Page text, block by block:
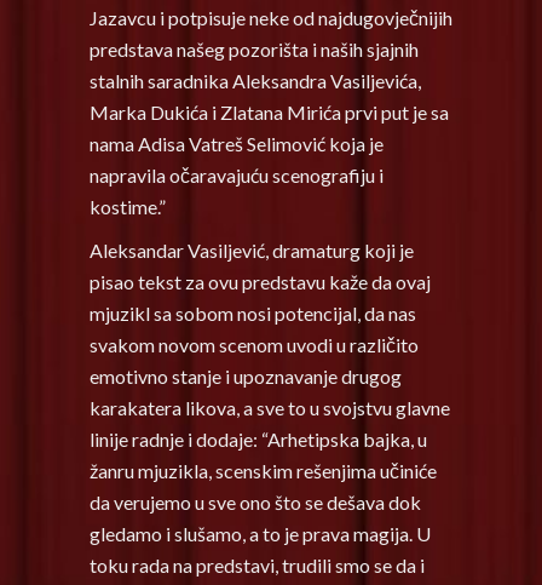
Jazavcu i potpisuje neke od najdugovječnijih
predstava našeg pozorišta i naših sjajnih
stalnih saradnika Aleksandra Vasiljevića,
Marka Dukića i Zlatana Mirića prvi put je sa
nama Adisa Vatreš Selimović koja je
napravila očaravajuću scenografiju i
kostime.”
Aleksandar Vasiljević, dramaturg koji je
pisao tekst za ovu predstavu kaže da ovaj
mjuzikl sa sobom nosi potencijal, da nas
svakom novom scenom uvodi u različito
emotivno stanje i upoznavanje drugog
karakatera likova, a sve to u svojstvu glavne
linije radnje i dodaje: “Arhetipska bajka, u
žanru mjuzikla, scenskim rešenjima učiniće
da verujemo u sve ono što se dešava dok
gledamo i slušamo, a to je prava magija. U
toku rada na predstavi, trudili smo se da i